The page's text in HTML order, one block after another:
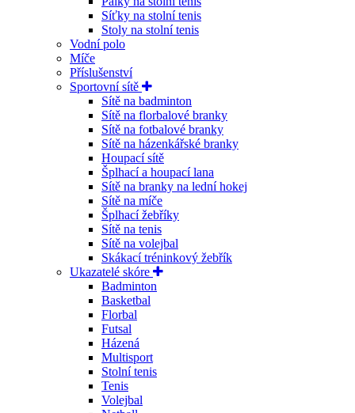
Síťky na stolní tenis
Stoly na stolní tenis
Vodní polo
Míče
Příslušenství
Sportovní sítě
Sítě na badminton
Sítě na florbalové branky
Sítě na fotbalové branky
Sítě na házenkářské branky
Houpací sítě
Šplhací a houpací lana
Sítě na branky na lední hokej
Sítě na míče
Šplhací žebříky
Sítě na tenis
Sítě na volejbal
Skákací tréninkový žebřík
Ukazatelé skóre
Badminton
Basketbal
Florbal
Futsal
Házená
Multisport
Stolní tenis
Tenis
Volejbal